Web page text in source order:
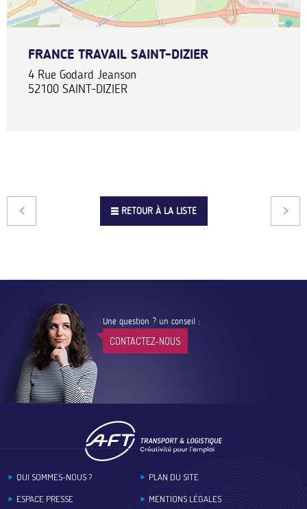
FRANCE TRAVAIL SAINT-DIZIER
4 Rue Godard Jeanson
52100 SAINT-DIZIER
RETOUR À LA LISTE
Une question ? un conseil :
CONTACTEZ-NOUS
QUI SOMMES-NOUS ?
ESPACE PRESSE
PLAN DU SITE
MENTIONS LÉGALES